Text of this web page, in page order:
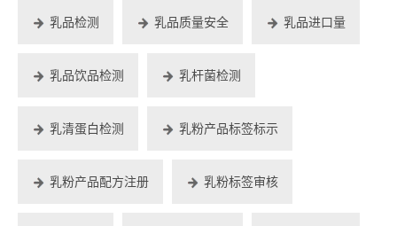
乳品检测 乳品质量安全 乳品进口量
乳品饮品检测 乳杆菌检测
乳清蛋白检测 乳粉产品标签标示
乳粉产品配方注册 乳粉标签审核